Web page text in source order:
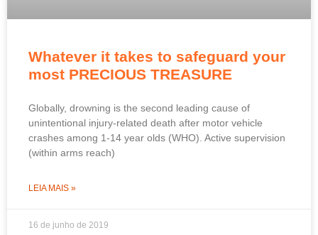
Whatever it takes to safeguard your
most PRECIOUS TREASURE
Globally, drowning is the second leading cause of
unintentional injury-related death after motor vehicle
crashes among 1-14 year olds (WHO). Active supervision
(within arms reach)
LEIA MAIS »
16 de junho de 2019